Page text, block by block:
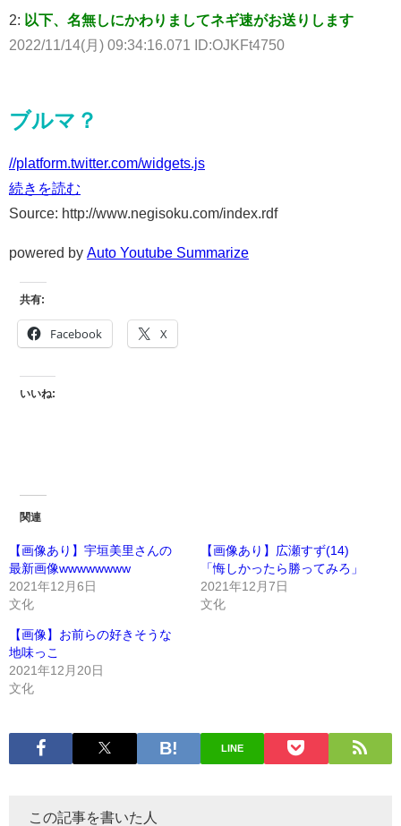
2: 以下、名無しにかわりましてネギ速がお送りします
2022/11/14(月) 09:34:16.071 ID:OJKFt4750
ブルマ？
//platform.twitter.com/widgets.js
続きを読む
Source: http://www.negisoku.com/index.rdf
powered by Auto Youtube Summarize
共有:
Facebook X
いいね:
関連
【画像あり】宇垣美里さんの
最新画像wwwwwwww
2021年12月6日
文化
【画像あり】広瀬すず(14)
「悔しかったら勝ってみろ」
2021年12月7日
文化
【画像】お前らの好きそうな
地味っこ
2021年12月20日
文化
LINE
この記事を書いた人